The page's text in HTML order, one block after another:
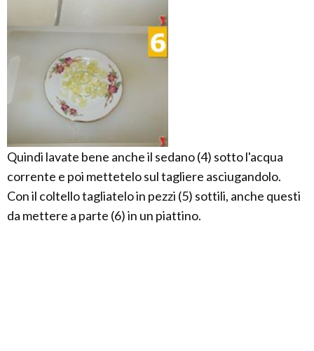
Quindi lavate bene anche il sedano (4) sotto l'acqua
corrente e poi mettetelo sul tagliere asciugandolo.
Con il coltello tagliatelo in pezzi (5) sottili, anche questi
da mettere a parte (6) in un piattino.